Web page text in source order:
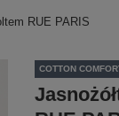
RUE PARIS
COTTON